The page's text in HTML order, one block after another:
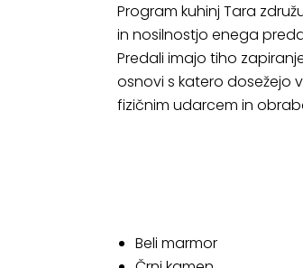
Program kuhinj Tara
in nosilnostjo enega
Predali imajo tiho
osnovi s katero dosežejo
fizičnim udarcem in
Beli marmor